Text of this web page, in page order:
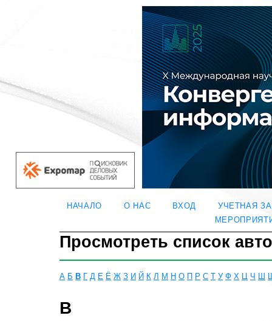
НАЧАЛО О НАС ВХОД
УЧЕТНАЯ
Просмотреть список
А Б В Г Д Е Ё Ж З И Й К Л М Н О П Р С Т У Ф Х Ц Ч Ш
В